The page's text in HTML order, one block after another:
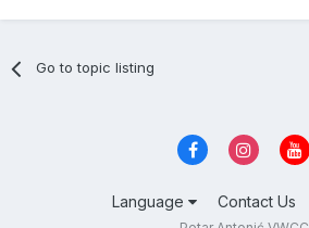
Go to topic listing
Language Contact Us